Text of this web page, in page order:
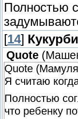
Полностью
[14]
Quote (
Quote
Я считаю
Полностью
что ребенку